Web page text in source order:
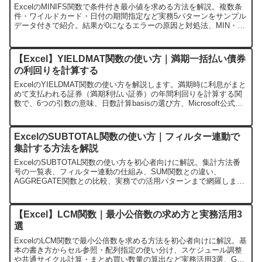
ExcelのMINIFS関数で条件付き最小値を求める方法を解説。複数条
件・ワイルドカード・日付の期間指定など実務5パターンをサンプル
データ付きで紹介。結果が0になるエラーの原因と対処法、MIN・
【Excel】YIELDMAT関数の使い方｜満期一括払い債券
の利回りを計算する
ExcelのYIELDMAT関数の使い方を解説します。満期時に利息がまと
めて支払われる証券（満期利払い証券）の年間利回りを計算する関
数で、6つの引数の意味、日数計算basisの選び方、Microsoft公式サ
ExcelのSUBTOTAL関数の使い方｜フィルター連動で
集計する方法を解説
ExcelのSUBTOTAL関数の使い方を初心者向けに解説。集計方法番
号の一覧表、フィルター連動の仕組み、SUM関数との違い、
AGGREGATE関数との比較、実務での活用パターンまで網羅しま
【Excel】LCM関数｜最小公倍数の求め方と実務活用3
選
ExcelのLCM関数で最小公倍数を求める方法を初心者向けに解説。基
本の書き方からセル参照・配列指定の使い分け、スケジュール調整
や共通サイクル計算・まとめ買い数量の算出など実務活用3選、GCD